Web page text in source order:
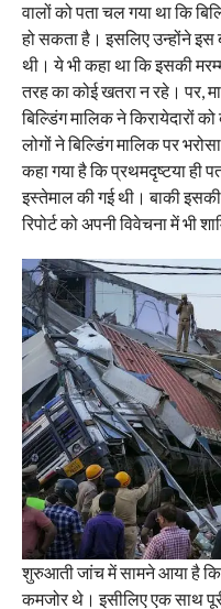
वालों को पता चल गया था कि
हो सकता है। इसलिए उन्होंने इस
थी। ये भी कहा था कि इसकी
तरह का कोई खतरा न रहे। पर,
बिल्डिंग मालिक ने किरायेदारों
लोगों ने बिल्डिंग मालिक पर
कहा गया है कि प्रथमदृष्टया ही
इस्तेमाल की गई थी। बाकी
रिपोर्ट को अपनी विवेचना में भी
शुरुआती जांच में सामने आया है कि
कमजोर थे। इसीलिए एक साथ